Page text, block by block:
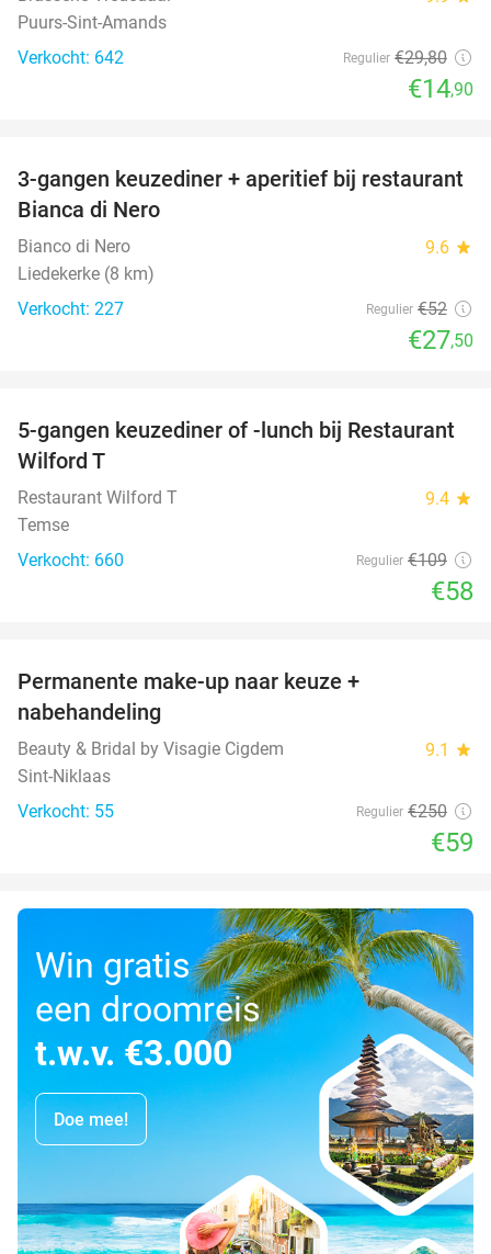
Puurs-Sint-Amands
Verkocht: 642
Regulier €29,80
€14,90
47%
3-gangen keuzediner + aperitief bij restaurant
Bianca di Nero
Bianco di Nero 9.6 star
Liedekerke (8 km)
Verkocht: 227
Regulier €52
€27,50
47%
5-gangen keuzediner of -lunch bij Restaurant
Wilford T
Restaurant Wilford T 9.4 star
Temse
Verkocht: 660
Regulier €109
€58
Permanente make-up naar keuze +
nabehandeling
Beauty & Bridal by Visagie Cigdem 9.1 star
Sint-Niklaas
Verkocht: 55
Regulier €250
€59
Win gratis
een droomreis
t.w.v. €3.000
Doe mee!